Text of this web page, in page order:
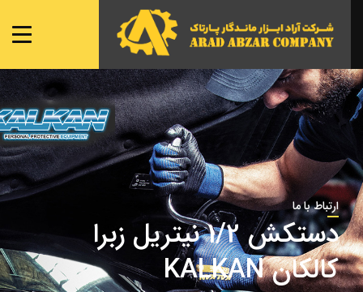
صفحه ی اصلی
شعبه ها
نمایندگی ها
محصولات
تماس با ما ارتباط با ما
دستکش 1/2 نیتریل زبرا
کالکان KALKAN